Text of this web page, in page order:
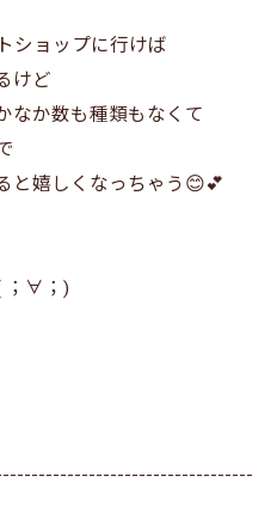
ショップに行けば
けど
なか数も種類もなくて
と嬉しくなっちゃう😊💕
；∀；)